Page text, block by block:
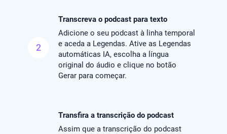
2
Transcreva o podcast para texto
Adicione o seu podcast à linha temporal
e aceda a Legendas. Ative as Legendas
automáticas IA, escolha a língua
original do áudio e clique no botão
Gerar para começar.
Transfira a transcrição do podcast
Assim que a transcrição do podcast